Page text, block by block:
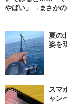
やばい」→まさか
夏の
姿を
スマ
ャン